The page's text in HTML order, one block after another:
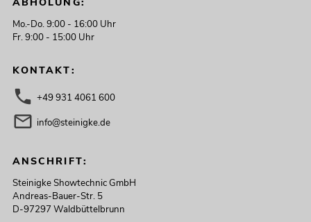
Case
Mo.-Do. 9:00 - 16:00 Uhr
Fr. 9:00 - 15:00 Uhr
KONTAKT:
+49 931 4061 600
info@steinigke.de
ANSCHRIFT:
Steinigke Showtechnic GmbH
Andreas-Bauer-Str. 5
D-97297 Waldbüttelbrunn